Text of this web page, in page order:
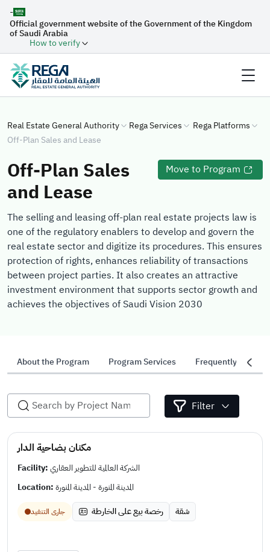
-
Official government website of the Government of the Kingdom
of Saudi Arabia
How to verify
Real Estate General Authority Rega Services
Rega Platforms
Off-Plan Sales and Lease
Off-Plan Sales
and Lease
Move to Program
The selling and leasing off-plan real estate projects law is
one of the regulatory enablers to develop and govern the
real estate sector and digitize its procedures. This ensures
protection of rights, enhances reliability of transactions
between project parties. It also creates an attractive
investment environment that supports sector growth and
achieves the objectives of Saudi Vision 2030
About the Program Program Services Frequently Asked
Filter
مكنان بضاحية الدار
Facility:الشركة العالمية للتطوير العقاري
Location:المدينة المنورة - المدينة المنورة
جارى التنفيد رخصة بيع على الخارطة شقة